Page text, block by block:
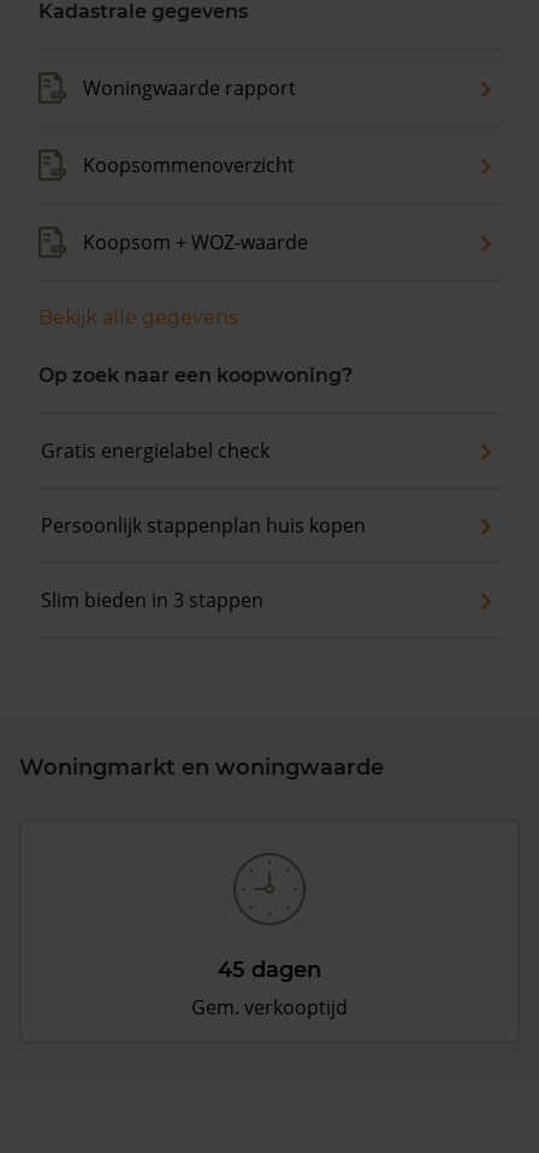
Kadastrale gegevens
Woningwaarde rapport
Koopsommenoverzicht
Koopsom + WOZ-waarde
Bekijk alle gegevens
Op zoek naar een koopwoning?
Gratis energielabel check
Persoonlijk stappenplan huis kopen
Slim bieden in 3 stappen
Woningmarkt en woningwaarde
45 dagen
Gem. verkooptijd